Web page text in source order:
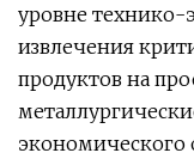
уровне технико-
извлечения
продуктов на
экономического